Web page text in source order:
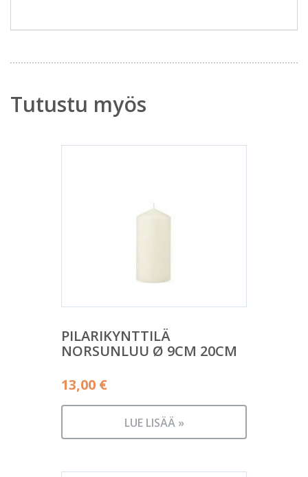
Tutustu myös
PILARIKYNTTILÄ
NORSUNLUU Ø 9CM 20CM
13,00 €
LUE LISÄÄ »